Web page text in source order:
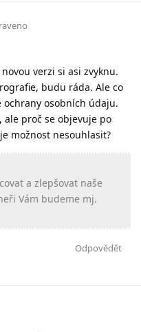
verzi si asi zvyknu.
budu ráda. Ale co
ochrany osobních údaju.
proč se objevuje po
možnost nesouhlasit?
a zlepšovat naše
Vám budeme mj.
Odpovědět